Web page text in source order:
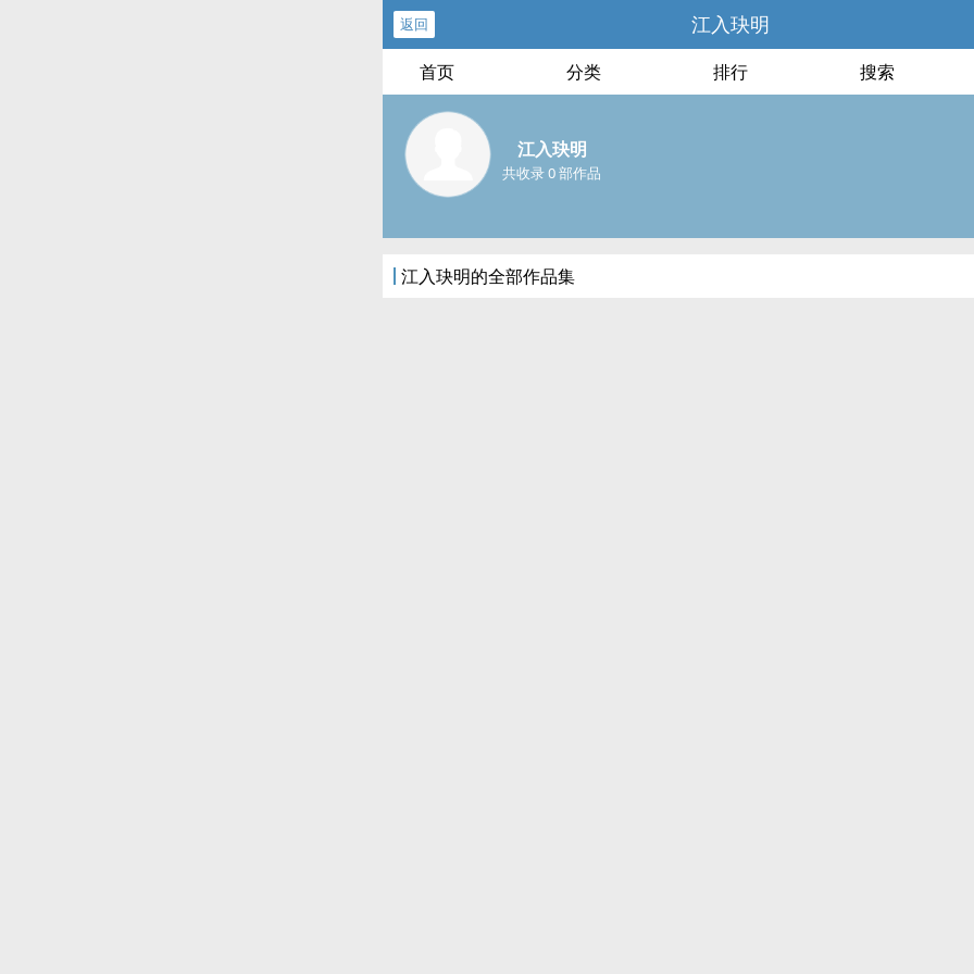
返回 江入玦明
首页 分类 排行 搜索
江入玦明
共收录 0 部作品
江入玦明的全部作品集